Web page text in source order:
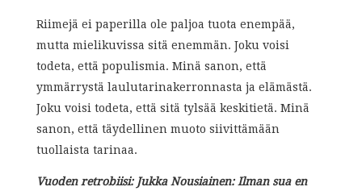
Riimejä ei paperilla ole paljoa tuota enempää,
mutta mielikuvissa sitä enemmän. Joku voisi
todeta, että populismia. Minä sanon, että
ymmärrystä laulutarinakerronnasta ja elämästä.
Joku voisi todeta, että sitä tylsää keskitietä. Minä
sanon, että täydellinen muoto siivittämään
tuollaista tarinaa.
Vuoden retrobiisi: Jukka Nousiainen: Ilman sua en